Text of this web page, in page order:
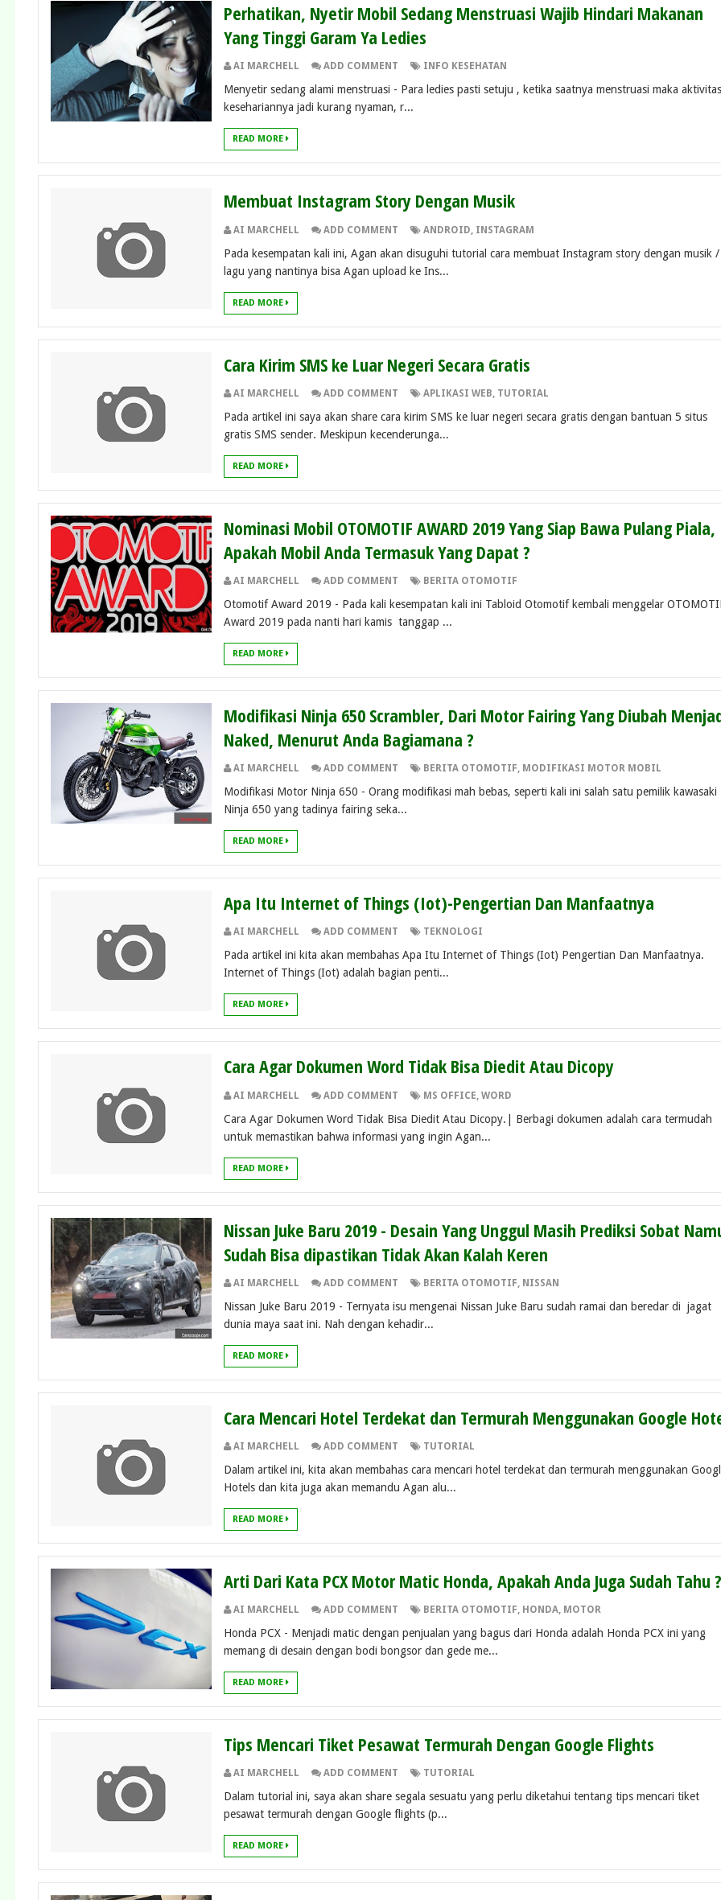
Perhatikan, Nyetir Mobil Sedang Menstruasi Wajib Hindari Makanan
Yang Tinggi Garam Ya Ledies
AI MARCHELL ADD COMMENT INFO KESEHATAN
Menyetir sedang alami menstruasi - Para ledies pasti setuju , ketika saatnya menstruasi maka aktivitas
kesehariannya jadi kurang nyaman, r...
READ MORE
Membuat Instagram Story Dengan Musik
AI MARCHELL ADD COMMENT ANDROID INSTAGRAM
Pada kesempatan kali ini, Agan akan disuguhi tutorial cara membuat Instagram story dengan musik /
lagu yang nantinya bisa Agan upload ke Ins...
READ MORE
Cara Kirim SMS ke Luar Negeri Secara Gratis
AI MARCHELL ADD COMMENT APLIKASI WEB TUTORIAL
Pada artikel ini saya akan share cara kirim SMS ke luar negeri secara gratis dengan bantuan 5 situs
gratis SMS sender. Meskipun kecenderunga...
READ MORE
Nominasi Mobil OTOMOTIF AWARD 2019 Yang Siap Bawa Pulang Piala,
Apakah Mobil Anda Termasuk Yang Dapat ?
AI MARCHELL ADD COMMENT BERITA OTOMOTIF
Otomotif Award 2019 - Pada kali kesempatan kali ini Tabloid Otomotif kembali menggelar
Award 2019 pada nanti hari kamis tanggap ...
READ MORE
Modifikasi Ninja 650 Scrambler, Dari Motor Fairing Yang Diubah
Naked, Menurut Anda Bagiamana ?
AI MARCHELL ADD COMMENT BERITA OTOMOTIF, MODIFIKASI MOTOR MOBIL
Modifikasi Motor Ninja 650 - Orang modifikasi mah bebas, seperti kali ini salah satu pemilik kawasaki
Ninja 650 yang tadinya fairing seka...
READ MORE
Apa Itu Internet of Things (Iot)-Pengertian Dan Manfaatnya
AI MARCHELL ADD COMMENT TEKNOLOGI
Pada artikel ini kita akan membahas Apa Itu Internet of Things (Iot) Pengertian Dan Manfaatnya.
Internet of Things (Iot) adalah bagian penti...
READ MORE
Cara Agar Dokumen Word Tidak Bisa Diedit Atau Dicopy
AI MARCHELL ADD COMMENT MS OFFICE WORD
Cara Agar Dokumen Word Tidak Bisa Diedit Atau Dicopy.| Berbagi dokumen adalah cara termudah
untuk memastikan bahwa informasi yang ingin Agan...
READ MORE
Nissan Juke Baru 2019 - Desain Yang Unggul Masih Prediksi Sobat
Sudah Bisa dipastikan Tidak Akan Kalah Keren
AI MARCHELL ADD COMMENT BERITA OTOMOTIF NISSAN
Nissan Juke Baru 2019 - Ternyata isu mengenai Nissan Juke Baru sudah ramai dan beredar di jagat
dunia maya saat ini. Nah dengan kehadir...
READ MORE
Cara Mencari Hotel Terdekat dan Termurah Menggunakan Google
AI MARCHELL ADD COMMENT TUTORIAL
Dalam artikel ini, kita akan membahas cara mencari hotel terdekat dan termurah menggunakan
Hotels dan kita juga akan memandu Agan alu...
READ MORE
Arti Dari Kata PCX Motor Matic Honda, Apakah Anda Juga Sudah Tahu ?
AI MARCHELL ADD COMMENT BERITA OTOMOTIF, HONDA, MOTOR
Honda PCX - Menjadi matic dengan penjualan yang bagus dari Honda adalah Honda PCX ini yang
memang di desain dengan bodi bongsor dan gede me...
READ MORE
Tips Mencari Tiket Pesawat Termurah Dengan Google Flights
AI MARCHELL ADD COMMENT TUTORIAL
Dalam tutorial ini, saya akan share segala sesuatu yang perlu diketahui tentang tips mencari tiket
pesawat termurah dengan Google flights (p...
READ MORE